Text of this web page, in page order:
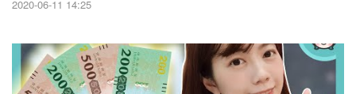
2020-06-11 14:25